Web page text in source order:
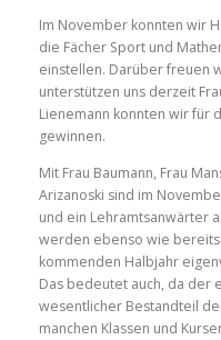
Im November konnten wir
die Fächer Sport und
einstellen. Darüber freuen
unterstützen uns derzeit
Lienemann konnten wir für
gewinnen.
Mit Frau Baumann, Frau
Arizanoski sind im
und ein Lehramtsanwärter
werden ebenso wie bereits
kommenden Halbjahr
Das bedeutet auch, da der
wesentlicher Bestandteil
manchen Klassen und